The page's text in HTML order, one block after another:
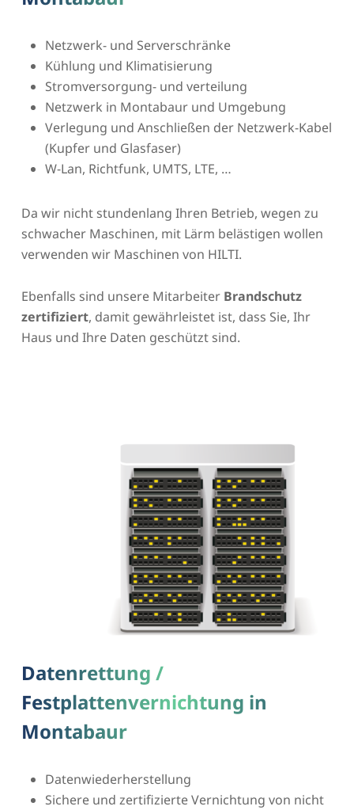
Netzwerk- und Serverschränke
Kühlung und Klimatisierung
Stromversorgung- und verteilung
Netzwerk in Montabaur und Umgebung
Verlegung und Anschließen der Netzwerk-Kabel
(Kupfer und Glasfaser)
W-Lan, Richtfunk, UMTS, LTE, …
Da wir nicht stundenlang Ihren Betrieb, wegen zu
schwacher Maschinen, mit Lärm belästigen wollen
verwenden wir Maschinen von HILTI.
Ebenfalls sind unsere Mitarbeiter Brandschutz
zertifiziert, damit gewährleistet ist, dass Sie, Ihr
Haus und Ihre Daten geschützt sind.
Datenrettung /
Festplattenvernichtung in
Montabaur
Datenwiederherstellung
Sichere und zertifizierte Vernichtung von nicht